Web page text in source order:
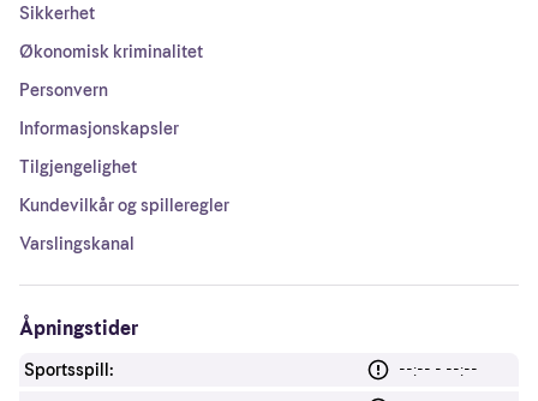
Sikkerhet
Økonomisk kriminalitet
Personvern
Informasjonskapsler
Tilgjengelighet
Kundevilkår og spilleregler
Varslingskanal
Åpningstider
Sportsspill:
--:-- - --:--